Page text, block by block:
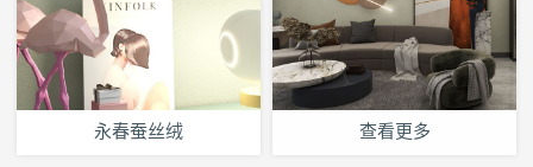
永春蚕丝绒 查看更多